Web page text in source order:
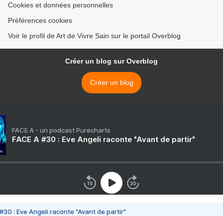
Cookies et données personnelles
Préférences cookies
Voir le profil de Art de Vivre Sain sur le portail Overblog
Créer un blog sur Overblog
Créer un blog
FACE A - un podcast Purecharts
FACE A #30 : Eve Angeli raconte "Avant de partir"
#30 : Eve Angeli raconte "Avant de partir"